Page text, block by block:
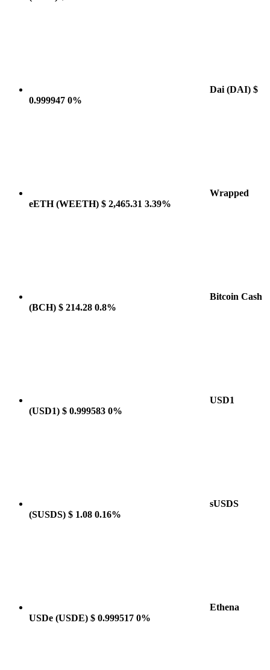
Dai (DAI) $
0.999947 0%
Wrapped
eETH(WEETH) $ 2,465.31 3.39%
Bitcoin Cash
(BCH) $ 214.28 0.8%
USD1
(USD1) $ 0.999583 0%
sUSDS
(SUSDS) $ 1.08 0.16%
Ethena
USDe (USDE) $ 0.999517 0%